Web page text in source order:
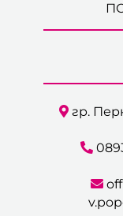
гр.